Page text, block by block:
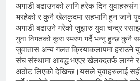
अगाडी बढाउनको लागि हरेक दिन
भरहेको र कुनै खेलकुदमा सहभागि हुन जाने
अगाडी बढाउने गरेको जुझारु युवा चन्द्र
युवा विगतको कुरा स्मरण गर्दै भन्नु हुन्छ कुनै
जुवातास अन्य गलत क्रियाकलापमा हराउने
संघ संस्थामा आबद्ध भएएर खेलक्दतर्फ लाग्ने र
अठोट लिएको देखिन्छ।यसले युवाहरुलाई सही